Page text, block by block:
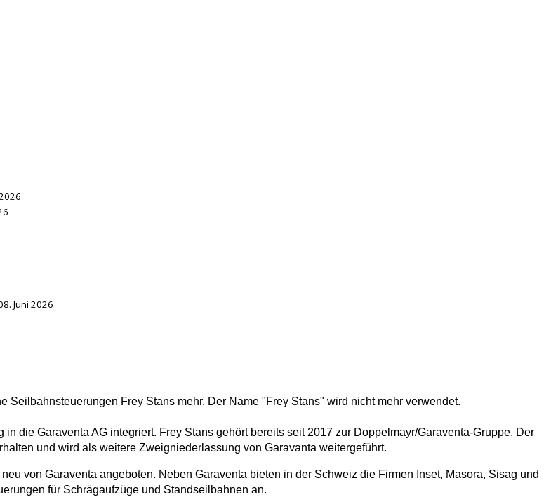
Juni 2026
Seilbahnsteuerungen Frey Stans mehr. Der Name "Frey Stans" wird nicht mehr verwendet.
in die Garaventa AG integriert. Frey Stans gehört bereits seit 2017 zur Doppelmayr/Garaventa-Gruppe. Der
und wird als weitere Zweigniederlassung von Garavanta weitergeführt.
von Garaventa angeboten. Neben Garaventa bieten in der Schweiz die Firmen Inset, Masora, Sisag und
für Schrägaufzüge und Standseilbahnen an.